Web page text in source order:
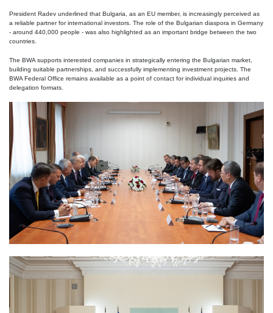
President Radev underlined that Bulgaria, as an EU member, is increasingly perceived as
a reliable partner for international investors. The role of the Bulgarian diaspora in Germany
- around 440,000 people - was also highlighted as an important bridge between the two
countries.
The BWA supports interested companies in strategically entering the Bulgarian market,
building suitable partnerships, and successfully implementing investment projects. The
BWA Federal Office remains available as a point of contact for individual inquiries and
delegation formats.